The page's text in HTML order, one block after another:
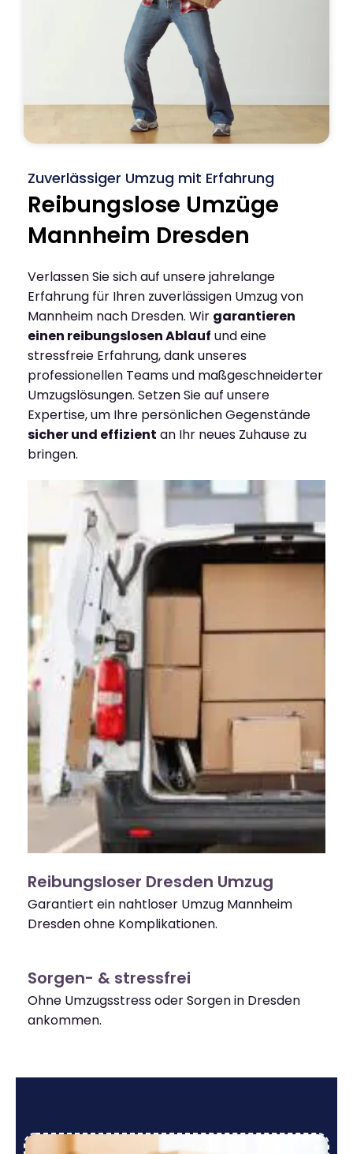
Zuverlässiger Umzug mit Erfahrung
Reibungslose Umzüge
Mannheim Dresden
Verlassen Sie sich auf unsere jahrelange
Erfahrung für Ihren zuverlässigen Umzug von
Mannheim nach Dresden. Wir garantieren
einen reibungslosen Ablauf und eine
stressfreie Erfahrung, dank unseres
professionellen Teams und maßgeschneiderter
Umzugslösungen. Setzen Sie auf unsere
Expertise, um Ihre persönlichen Gegenstände
sicher und effizient an Ihr neues Zuhause zu
bringen.
Reibungsloser Dresden Umzug
Garantiert ein nahtloser Umzug Mannheim
Dresden ohne Komplikationen.
Sorgen- & stressfrei
Ohne Umzugsstress oder Sorgen in Dresden
ankommen.